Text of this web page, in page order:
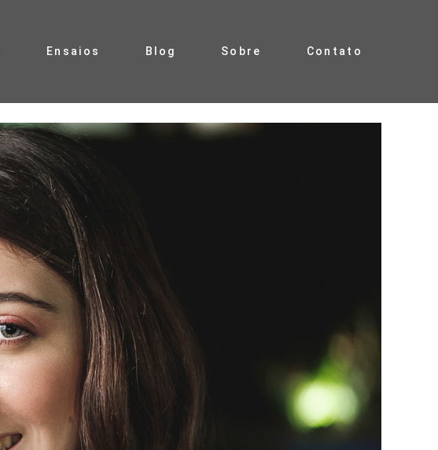
Ensaios Blog Sobre Contato